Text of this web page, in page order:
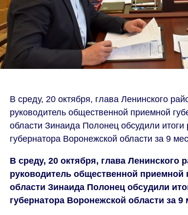
В среду, 20 октября, глава Ленинского
руководитель общественной приемной
области Зинаида Полонец обсудили
губернатора Воронежской области за 9
В среду, 20 октября, глава Ленинского
руководитель общественной приемной
области Зинаида Полонец обсудили
губернатора Воронежской области за 9